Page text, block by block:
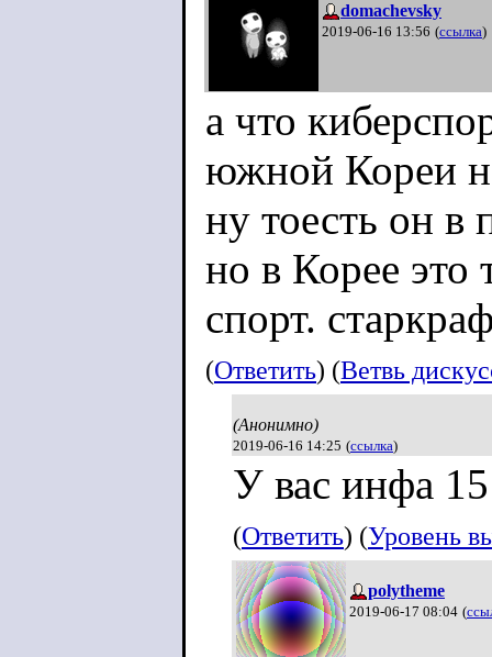
domachevsky
2019-06-16 13:56 (ссылка)
а что
южной Кореи
ну тоесть он в
но в Корее это
спорт.
(Ответить) (Ветвь
(Анонимно)
2019-06-16 14:25 (ссылка)
У вас инфа
(Ответить) (Уровень
polytheme
2019-06-17 08:04 (